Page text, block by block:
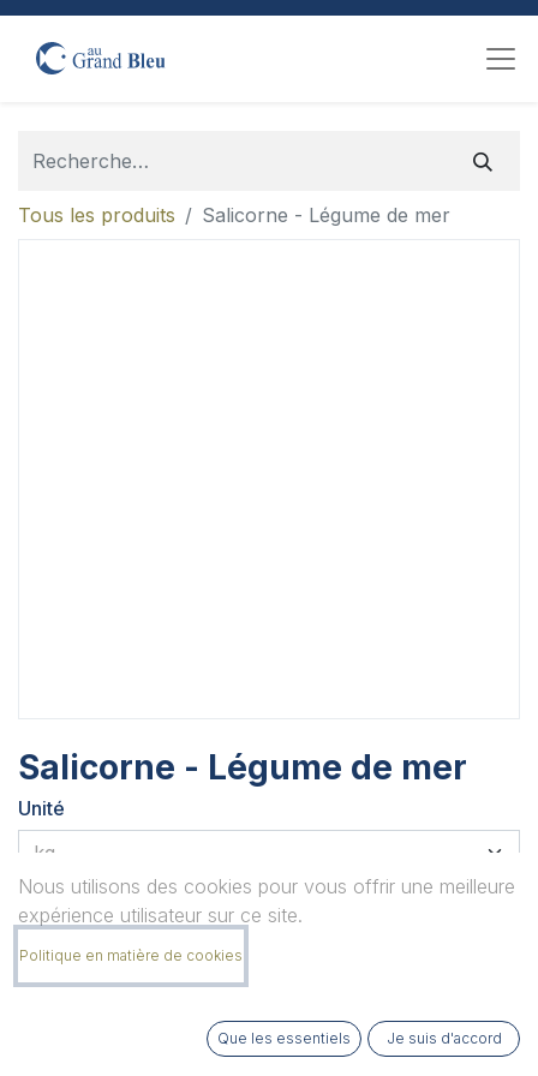
Tous les produits Salicorne - Légume de mer
Salicorne - Légume de mer
Unité
Quantité
Nous utilisons des cookies pour vous offrir une meilleure
expérience utilisateur sur ce site.
Politique en matière de cookies
Que les essentiels Je suis d'accord